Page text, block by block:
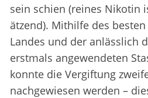
sein schien (reines Nikotin
ätzend). Mithilfe des
Landes und der anlässlich
erstmals angewendeten
konnte die Vergiftung
nachgewiesen werden –